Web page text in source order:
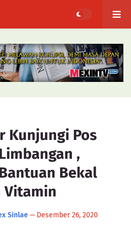
Kunjungi Pos
,
Bekal
Vitamin
Sinlae— Desember 26, 2020